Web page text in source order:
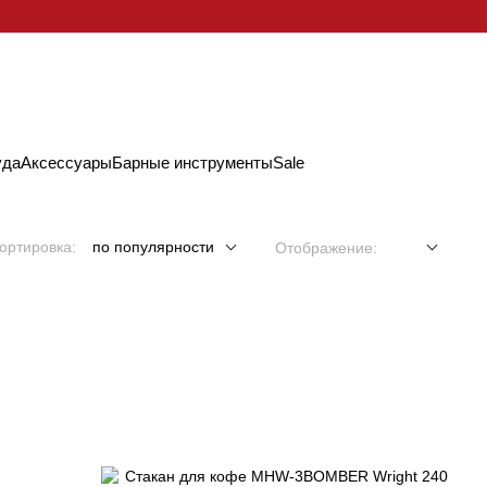
АксессуарыБарные инструментыSale
по популярности Отображение: